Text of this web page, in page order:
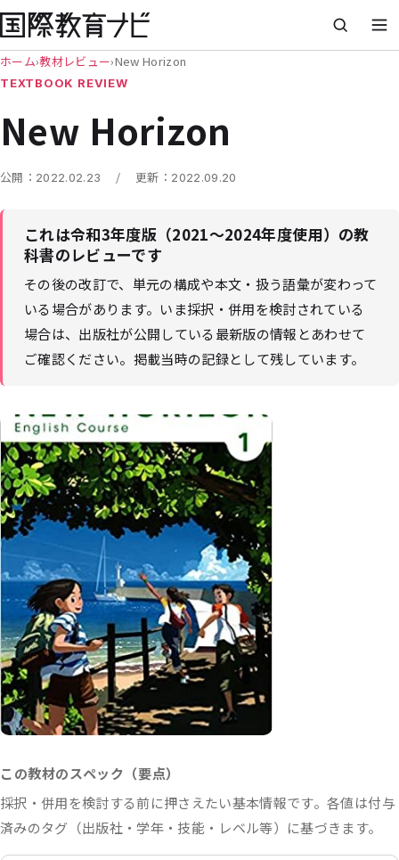
ホーム›教材レビュー›New Horizon
TEXTBOOK REVIEW
New Horizon
公開： 2022.02.23 / 更新： 2022.09.20
これは令和3年度版（2021〜2024年度使用）の教
科書のレビューです
その後の改訂で、単元の構成や本文・扱う語彙が変わって
いる場合があります。いま採択・併用を検討されている
場合は、出版社が公開している最新版の情報とあわせて
ご確認ください。掲載当時の記録として残しています。
この教材のスペック（要点）
採択・併用を検討する前に押さえたい基本情報です。各値は付与
済みのタグ（出版社・学年・技能・レベル等）に基づきます。